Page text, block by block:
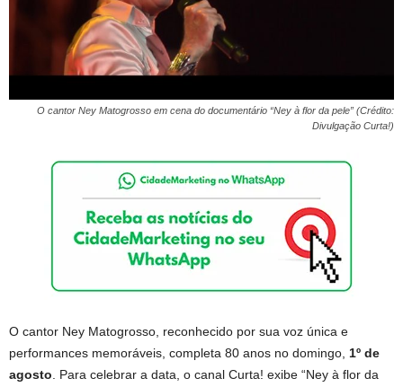
O cantor Ney Matogrosso em cena do documentário “Ney à flor da pele” (Crédito:
Divulgação Curta!)
O cantor Ney Matogrosso, reconhecido por sua voz única e
performances memoráveis, completa 80 anos no domingo, 1º de
agosto . Para celebrar a data, o canal Curta! exibe “Ney à flor da